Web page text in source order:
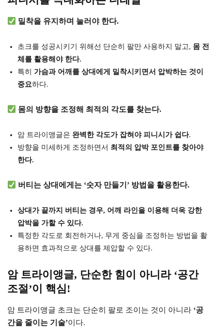
밀착을 유지하며 눌러야 한다.
초크를 성공시키기 위해선 단순히 팔만 사용하지 말고, 몸 전
체를 활용해야 한다.
특히 가슴과 어깨를 상대에게 밀착시키면서 압박하는 것이
중요하다.
몸의 방향을 조정해 최적의 각도를 찾는다.
암 트라이앵글은 완벽한 각도가 잡혀야 피니시가 쉽다.
방향을 미세하게 조정하면서 최적의 압박 포인트를 찾아야
한다.
버티는 상대에게는 ‘숫자 만들기’ 방법을 활용한다.
상대가 끝까지 버티는 경우, 어깨 라인을 이용해 더욱 강한
압박을 가할 수 있다.
특정한 각도로 회전하거나, 무게 중심을 조정하는 방법을 활
용하면 효과적으로 상대를 제압할 수 있다.
암 트라이앵글, 단순한 힘이 아니라 ‘공간
조절’이 핵심!
암 트라이앵글 초크는 단순히 팔로 조이는 것이 아니라 ‘공
간을 줄이는 기술’이다.